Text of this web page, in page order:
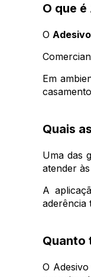
O que
O
Em
Quais
Uma das
atender
A
aderência
Quanto
O